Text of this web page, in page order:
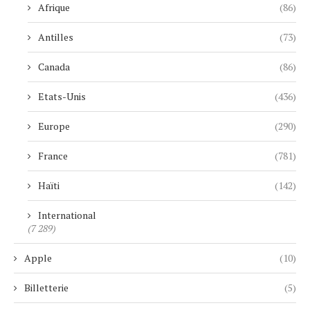
Afrique (86)
Antilles (73)
Canada (86)
Etats-Unis (436)
Europe (290)
France (781)
Haïti (142)
International
(7 289)
Apple (10)
Billetterie (5)